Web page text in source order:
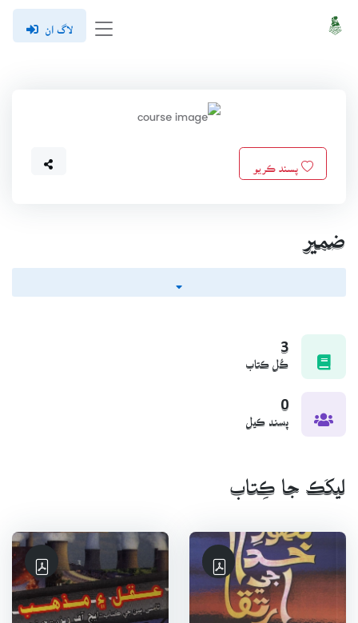
لاگ ان
ضمير
3
ڪُل ڪتاب
0
پسند ڪيل
ليکَڪ جا ڪِتاب